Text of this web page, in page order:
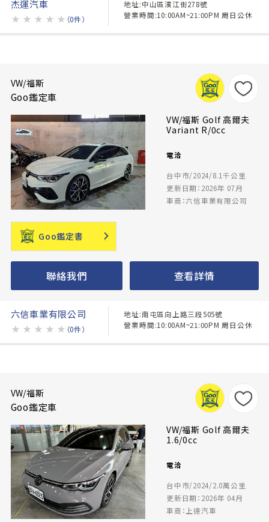
杰運汽車
★ ★ ★ ★ ★ （0件）
地址:中山區濱江街278號
營業時間:10:00AM~21:00PM 周日公休
VW/福斯
Goo鑑定車
VW/福斯 Golf 高爾夫
Variant R/0cc
電洽
台中市/2024/8.1千公里
更新日期：2026年 07月
車商：六信車業有限公司
Goo鑑定書
聯絡我們 查看詳情
六信車業有限公司
★ ★ ★ ★ ★ （0件）
地址:南屯區向上路三段505號
營業時間:10:00AM~21:00PM 周日公休
VW/福斯
Goo鑑定車
VW/福斯 Golf 高爾夫
1.6/0cc
電洽
台中市/2024/2.0萬公里
更新日期：2026年 04月
車商：上達汽車